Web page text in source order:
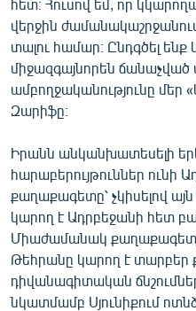
հետ։ Հուսով եմ, որ
վերջին
տալու համար։ Ընդգծել ենք
միջազգայնորեն
ամբողջականությունը մեր
Զարիֆը։
Իրանն անկանխատեսելի
հարաբերույթուններ ունի
քաղաքագետը՝ չկիսելով
կարող է Ադրբեջանի հետ
Միաժամանակ
Թեհրանը կարող է տարբեր
դիվանագիտական
նկատմամբ Սյունիքում